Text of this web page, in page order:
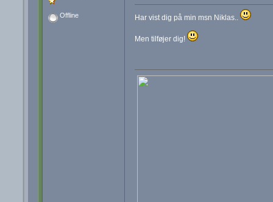
Offline Har vist dig på min msn Niklas..
Men tilføjer dig!